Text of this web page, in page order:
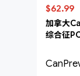
$62.99
加拿大
综合征